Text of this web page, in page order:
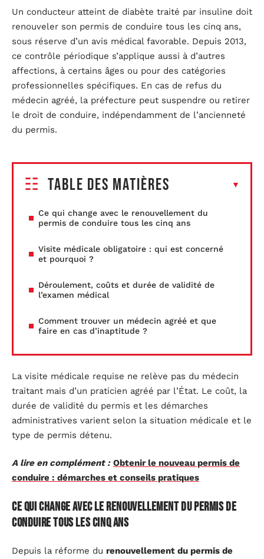
Un conducteur atteint de diabète traité par insuline doit
renouveler son permis de conduire tous les cinq ans,
sous réserve d’un avis médical favorable. Depuis 2013,
ce contrôle périodique s’applique aussi à d’autres
affections, à certains âges ou pour des catégories
professionnelles spécifiques. En cas de refus du
médecin agréé, la préfecture peut suspendre ou retirer
le droit de conduire, indépendamment de l’ancienneté
du permis.
Table des matières
Ce qui change avec le renouvellement du
permis de conduire tous les cinq ans
Visite médicale obligatoire : qui est concerné
et pourquoi ?
Déroulement, coûts et durée de validité de
l’examen médical
Comment trouver un médecin agréé et que
faire en cas d’inaptitude ?
La visite médicale requise ne relève pas du médecin
traitant mais d’un praticien agréé par l’État. Le coût, la
durée de validité du permis et les démarches
administratives varient selon la situation médicale et le
type de permis détenu.
A lire en complément : Obtenir le nouveau permis de
conduire : démarches et conseils pratiques
Ce qui change avec le renouvellement du permis de
conduire tous les cinq ans
Depuis la réforme du renouvellement du permis de